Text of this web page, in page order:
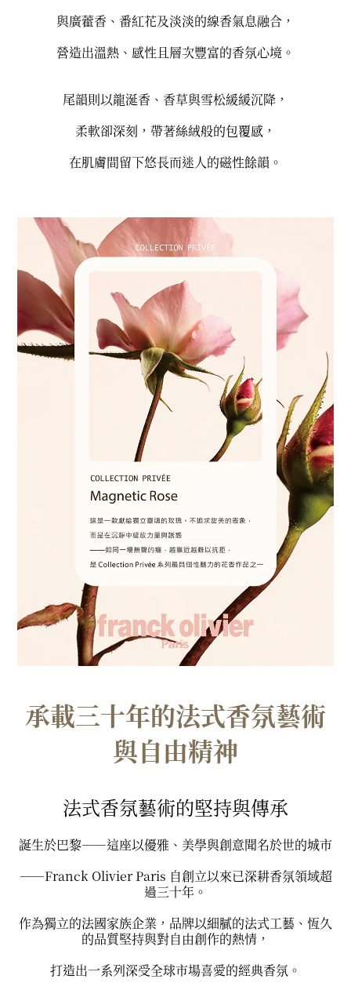
與廣藿香、番紅花及淡淡的線香氣息融合，
營造出溫熱、感性且層次豐富的香氛心境。
尾韻則以龍涎香、香草與雪松緩緩沉降，
柔軟卻深刻，帶著絲絨般的包覆感，
在肌膚間留下悠長而迷人的磁性餘韻。
承載三十年的法式香氛藝術
與自由精神
法式香氛藝術的堅持與傳承
誕生於巴黎——這座以優雅、美學與創意聞名於世的城市
——Franck Olivier Paris 自創立以來已深耕香氛領域超
過三十年。
作為獨立的法國家族企業，品牌以細膩的法式工藝、恆久
的品質堅持與對自由創作的熱情，
打造出一系列深受全球市場喜愛的經典香氛。